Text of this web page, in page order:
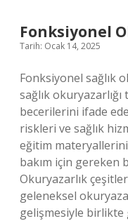
Fonksiyonel
Tarih: Ocak 14, 2025
Fonksiyonel sağlık
sağlık
becerilerini ifade
riskleri ve sağlık
eğitim
bakım için gereken
Okuryazarlık
geleneksel
gelişmesiyle birlikte